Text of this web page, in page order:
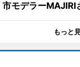
市モデラーMAJIRI
もっと